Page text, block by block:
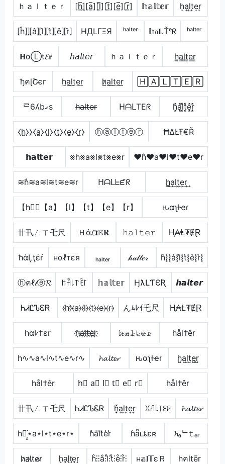
ｈａｌｔｅｒ [h̲̅]̼[a̲̅][l̲̅][t̲̅][e̲̅][r̲̅] 𝕙𝕒𝕝𝕥𝕖𝕣 h͎a͎l͎t͎e͎r͎
⦏ĥ⦎⦎⦏â⦎⦏l̂⦎⦏t̂⦎⦏ê⦎⦏r̂⦎ HДLΓΞЯ ʰᵃˡᵗᵉʳ 𝕙𝔞𝐋Ťᵉᖇ ʰᵃˡᵗᵉʳ
𝐇αⓁt𝓔𝐫 𝘩𝘢𝘭𝘵𝘦𝘳 ｈａｌｔｅｒ h̳̲a̳l̳t̳e̳r̳
ђคɭՇєг h̼a̼l̼t̼e̼r̼ h̷̲a̲l̲t̲e̲r̲ 🄷🄰🄻🅃🄴🅁
ᄅ6ʎbގs h̶a̶l̶t̶e̶r̶ ᕼᗩᒪTEᖇ h͓̽a͓̽l͓̽t͓̽e͓̽r͓̽
⧼h̼⧽⧽⧼a̼⧽⧼l̼⧽⧼t̼⧽⧼e̼⧽⧼r̼⧽ ⓗⓐⓛⓣⓔⓡ ĦΔŁŦ€Ř
𝗵𝗮𝗹𝘁𝗲𝗿 ⨳h⨳a⨳l⨳t⨳e⨳r ♥h͛♥a♥l♥t♥e♥r
≋h͛≋a≋l≋t≋e≋r ᕼᗩᒪᖶᘿᖇ h̳͢a͢l͢t͢e͢r͢
【h】⃣【a】【l】【t】【e】【r】 ԋαʅƚҽɾ
卄卂ㄥㄒ乇尺 Ｈά𝓛𝐭𝔼𝐑 𝚑𝚊𝚕𝚝𝚎𝚛 Ⱨ̼₳Ⱡ₮ɆⱤ
ħάĻţέŕ нαℓтєя ₕₐₗₜₑᵣ 𝒽𝒶𝓁𝓉𝑒𝓇 h͛⦚⦚a͛⦚l͛⦚t͛⦚e͛⦚r͛⦚
ⓗคℓ𝓉ⓔ𝓡 ꑛꋫ꒒꓅ꍟ꒓ 𝕙𝕒𝕝𝕥𝕖𝕣 ӇƛԼƬЄƦ 𝙝𝙖𝙡𝙩𝙚𝙧
ᏂᏗᏝᏖᏋᏒ ⦑h⦒̂⦑a⦒⦑l⦒⦑t⦒⦑e⦒⦑r⦒ んﾑﾚｲ乇尺 Ⱨ₳Ⱡ₮ɆⱤ
hαﾚ†εr h҉a҉l҉t҉e҉r҉ 𝚑̷̴𝚊̷𝚕̷𝚝̷𝚎̷𝚛̷ hål†êr
h∿∿a∿l∿t∿e∿r∿ 𝓱𝓪𝓵𝓽𝓮𝓻 ԋαʅƚҽɾ h̺a̺l̺t̺e̺r̺
hål†êr h⃣ a⃣ l⃣ t⃣ e⃣ r⃣ hål†êr
卄卂ㄥㄒ乇尺 ᏂᏗᏝᏖᏋᏒ h͎͓̽a͎l͎t͎e͎r͎ ꁝꋬ꒒꓄ꏂꋪ 𝓱𝓪𝓵𝓽𝓮𝓻
h⋆͎͍͐⋆a⋆l⋆t⋆e⋆r⋆ h̾a̾l̾t̾e̾r̾ ɦǟʟȶɛʀ 𝓱ₐᄂ𝚝ₑᵣ
h̷a̷l̷t̷e̷r̷ h̟a̟l̟t̟e̟r̟ h̊⫶⫶å⫶l̊⫶t̊⫶e̊⫶r̊⫶ н𝕒𝐥𝕋εＲ hคltēr